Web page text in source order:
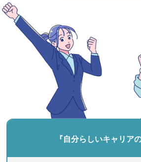
『自分らしいキャリア